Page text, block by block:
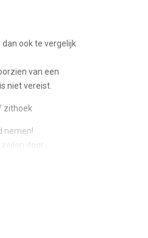
ook te vergelijk
van een
niet vereist.
zithoek
nemen!
door.